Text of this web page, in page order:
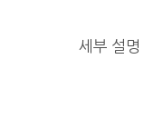
세부 설명